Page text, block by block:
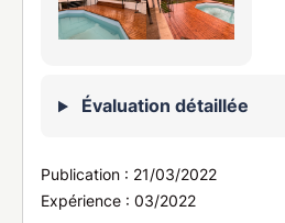
Évaluation détaillée
Publication : 21/03/2022
Expérience : 03/2022